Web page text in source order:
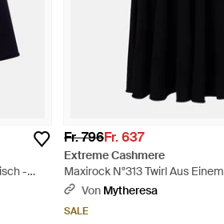
-
Fr. 796Fr. 637
Extreme Cashmere
Maxirock N°313 Twirl Aus Einem
Kaschmirgemisch - Schwarz
Von Mytheresa
SALE